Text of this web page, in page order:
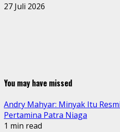
27 Juli 2026
You may have missed
Andry Mahyar: Minyak Itu
Pertamina Patra Niaga
1 min read